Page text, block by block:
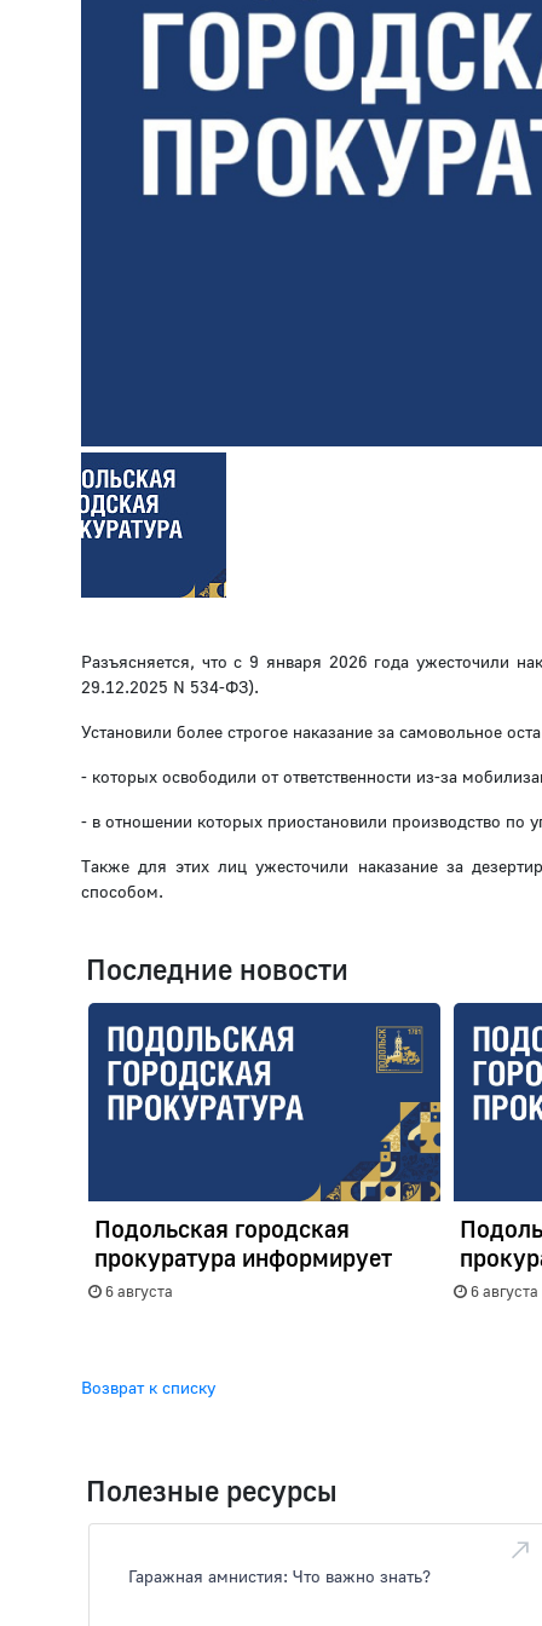
Разъясняется, что с 9 января 2026 года ужесточили
29.12.2025 N 534-ФЗ).
Установили более строгое наказание за самовольное
- которых освободили от ответственности из-за
- в отношении которых приостановили производство по
Также для этих лиц ужесточили наказание за
способом.
Последние новости
Подольская городская
прокуратура информирует
6 августа 6 августа
Возврат к списку
Полезные ресурсы
Гаражная амнистия: Что важно знать?